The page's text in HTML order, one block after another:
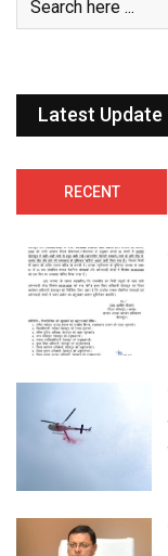
Latest Update
RECENT